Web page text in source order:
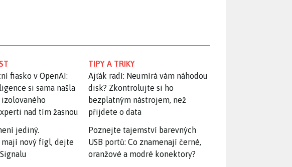
fiasko v OpenAI:
si sama našla
nad tím žasnou
jediný.
mají nový fígl, dejte
TIPY A TRIKY
Ajťák radí: Neumírá vám náhodou
disk? Zkontrolujte si ho
bezplatným nástrojem, než
přijdete o data
Poznejte tajemství barevných
USB portů: Co znamenají černé,
oranžové a modré konektory?